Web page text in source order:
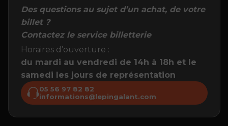
Des questions au sujet d’un achat, de votre
billet ?
Contactez le service billetterie
Horaires d’ouverture :
du mardi au vendredi de 14h à 18h et le
samedi les jours de représentation
05 56 97 82 82
informations@lepingalant.com